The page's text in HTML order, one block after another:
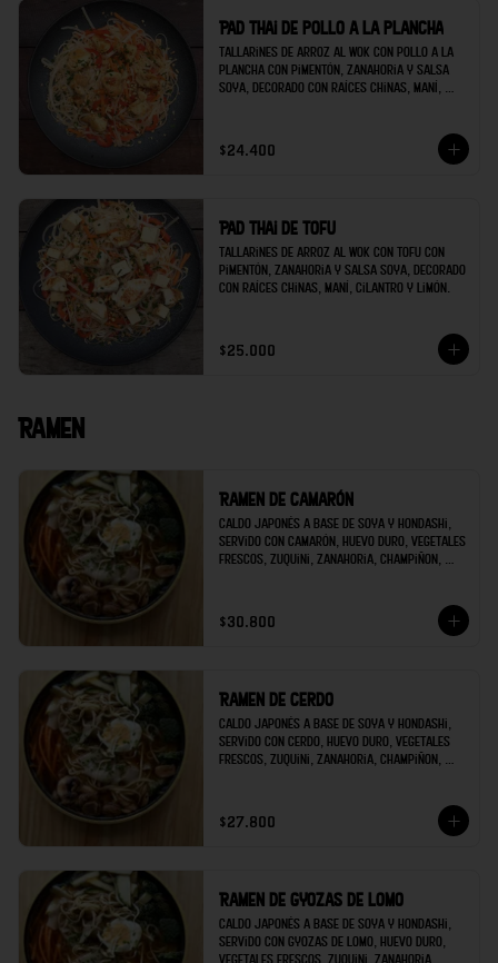
Pad thai de pollo a la plancha
Tallarines de arroz al wok con pollo a la
plancha con pimentón, zanahoria y salsa
soya, decorado con raíces chinas, maní,
$24.400
Pad thai de tofu
Tallarines de arroz al wok con tofu con
pimentón, zanahoria y salsa soya, decorado
con raíces chinas, maní, cilantro y limón.
$25.000
Ramen
Ramen de camarón
Caldo japonés a base de soya y hondashi,
servido con camarón, huevo duro, vegetales
frescos, zuquini, zanahoria, champiñon,
$30.800
Ramen de cerdo
Caldo japonés a base de soya y hondashi,
servido con cerdo, huevo duro, vegetales
frescos, zuquini, zanahoria, champiñon,
$27.800
Ramen de gyozas de lomo
Caldo japonés a base de soya y hondashi,
servido con gyozas de lomo, huevo duro,
vegetales frescos, zuquini, zanahoria,